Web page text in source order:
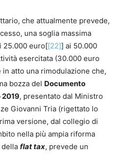
che attualmente prevede,
una soglia massima
25.000 euro[[22]] ai 50.000
esercitata (30.000 euro
in atto una rimodulazione che,
bozza del Documento
, presentato dal Ministro
Giovanni Tria (rigettato lo
versione, dal collegio di
nella più ampia riforma
flat tax, prevede un